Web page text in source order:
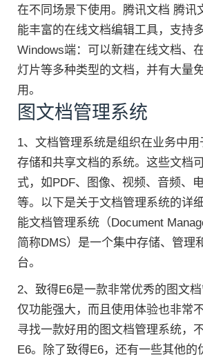
在不同场景下使用。腾讯文档 腾讯
能丰富的在线文档编辑工具，支持
Windows端：可以新建在线文档、
灯片等多种类型的文档，并有大量
用。
图文档管理系统
1、文档管理系统是组织在业务中用
存储和共享文档的系统。这些文档
式，如PDF、图像、视频、音频、
等。以下是关于文档管理系统的详
能文档管理系统（Document
简称DMS）是一个集中存储、管理
台。
2、致得E6是一款非常优秀的图文
仅功能强大，而且使用体验也非常
寻找一款好用的图文档管理系统，
E6。除了致得E6，还有一些其他的